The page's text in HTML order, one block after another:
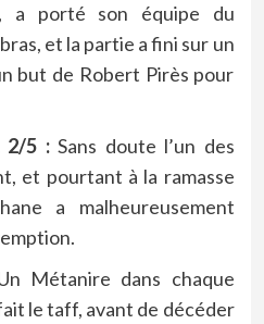
a porté son équipe du
et la partie a fini sur un
but de Robert Pirès pour
2/5 :Sans doute l’un des
et pourtant à la ramasse
a malheureusement
Métanire dans chaque
le taff, avant de décéder